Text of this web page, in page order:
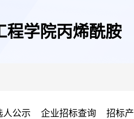
程学院丙烯酰胺
人公示 企业招标查询 招标